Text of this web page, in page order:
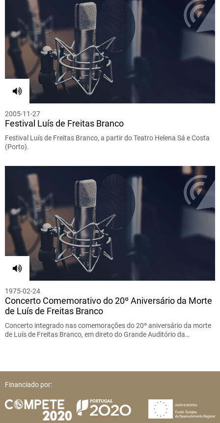
2005-11-27
Festival Luís de Freitas Branco
Festival Luís de Freitas Branco, a partir do Teatro Helena Sá e Costa
(Porto).
1975-02-24
Concerto Comemorativo do 20º Aniversário da Morte
de Luís de Freitas Branco
Concerto integrado nas comemorações do 20º aniversário da morte
de Luís de Freitas Branco, em direto do Grande Auditório da…
Financiado por: